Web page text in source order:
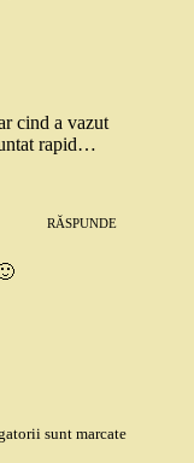
cind a vazut
rapid…
RĂSPUNDE
sunt marcate